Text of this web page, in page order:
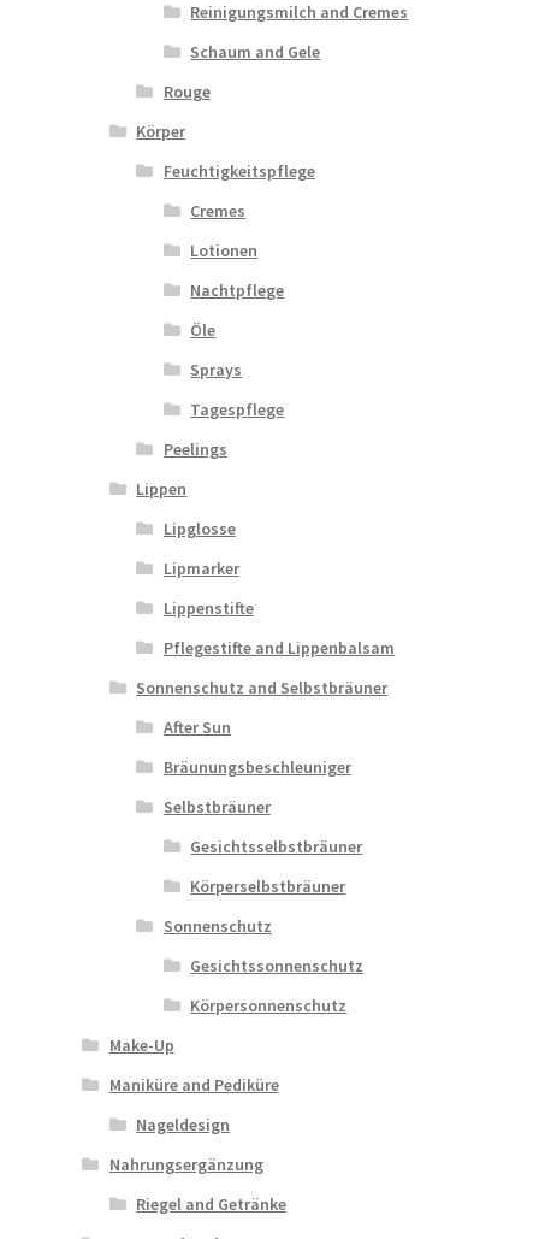
Reinigungsmilch and Cremes
Schaum and Gele
Rouge
Körper
Feuchtigkeitspflege
Cremes
Lotionen
Nachtpflege
Öle
Sprays
Tagespflege
Peelings
Lippen
Lipglosse
Lipmarker
Lippenstifte
Pflegestifte and Lippenbalsam
Sonnenschutz and Selbstbräuner
After Sun
Bräunungsbeschleuniger
Selbstbräuner
Gesichtsselbstbräuner
Körperselbstbräuner
Sonnenschutz
Gesichtssonnenschutz
Körpersonnenschutz
Make-Up
Maniküre and Pediküre
Nageldesign
Nahrungsergänzung
Riegel and Getränke